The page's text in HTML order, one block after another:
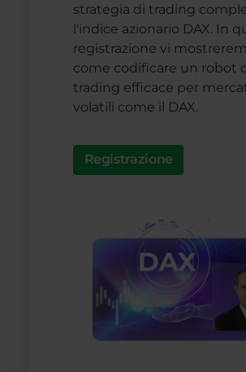
strategia di trading
l'indice azionario DAX. In
registrazione vi
come codificare un robot
trading efficace per
volatili come il DAX.
Registrazione